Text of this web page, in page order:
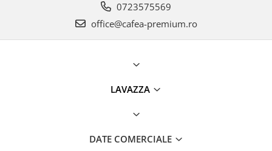
0723575569
office@cafea-premium.ro
LAVAZZA
DATE COMERCIALE